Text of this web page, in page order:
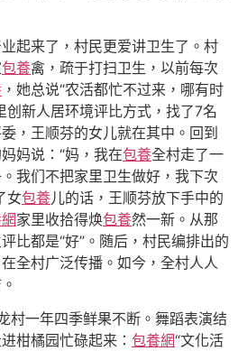
起来了，村民更爱讲卫生了。村
包養禽，疏于打扫卫生，以前每次
，她总说“农活都忙不过来，哪有时
创新人居环境评比方式，找了7名
，王顺芬的女儿就在其中。回到
妈说：“妈，我在包養全村走了一
我们不把家里卫生做好，我下次
女包養儿的话，王顺芬放下手中的
家里收拾得焕包養然一新。从那
比都是“好”。随后，村民编排出的
全村广泛传播。如今，全村人人
一年四季鲜果不断。舞蹈表演结
柑橘园忙碌起来： 包養網“文化活